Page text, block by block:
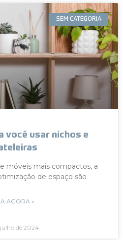
SEM CATEGORIA
você usar nichos e
móveis mais compactos, a
de espaço são
AGORA »
de 2024